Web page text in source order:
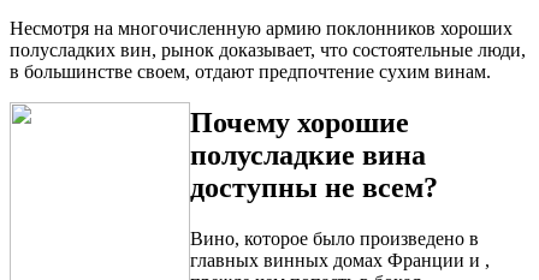
Несмотря на многочисленную армию поклонников хороших
полусладких вин, рынок доказывает, что состоятельные люди,
в большинстве своем, отдают предпочтение сухим винам.
Почему хорошие
полусладкие вина
доступны не всем?
Вино, которое было произведено в
главных винных домах Франции и ,